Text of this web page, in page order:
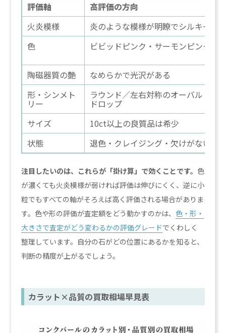
評価軸
高評価の方向
火炎模様
炎のような模様が明瞭でシルキー
色
ビビッドピンク・サーモンピンク
陶磁器質の艶
なめらかで光沢がある
形・シンメト
リー
ラウンド／左右対称のオーバル・
ドロップ
サイズ
10ct以上の良質品は希少
状態
退色・クレイジング・欠けがない
注目したいのは、これらが「掛け算」で効くことです。 色
が濃くても火炎模様が弱ければ評価は伸びにくく、逆に小
粒でもすべての軸がそろえば高く評価される場合がありま
す。色や形の評価が査定額をどう動かすのかは、 色・形・
大きさで査定がどう変わるかの評価グレードでくわしく
整理しています。自分の石がどの位置にあるかを知ると、
判断の精度が上がるでしょう。
カラット×品質の買取相場早見表